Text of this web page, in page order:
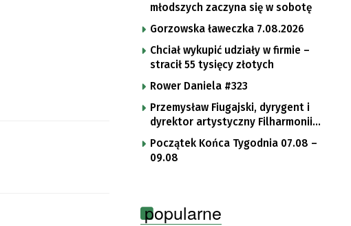
młodszych zaczyna się w sobotę
Gorzowska ławeczka 7.08.2026
Chciał wykupić udziały w firmie –
stracił 55 tysięcy złotych
Rower Daniela #323
Przemysław Fiugajski, dyrygent i
dyrektor artystyczny Filharmonii
Gorzowskiej
Początek Końca Tygodnia 07.08 –
09.08
popularne